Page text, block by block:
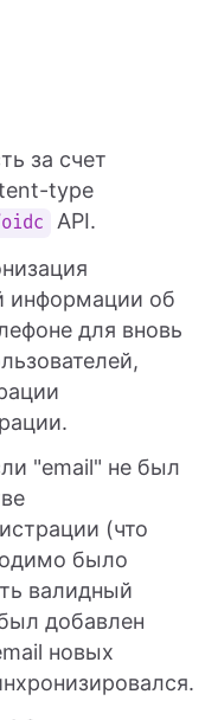
за счет
type
API.
информации об
для вновь
"email" не был
(что
было
валидный
добавлен
новых